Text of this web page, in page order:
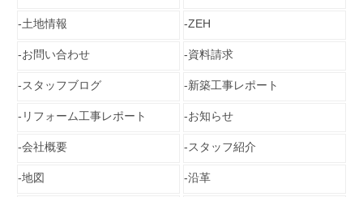
土地情報 ZEH
お問い合わせ 資料請求
スタッフブログ 新築工事レポート
リフォーム工事レポート お知らせ
会社概要 スタッフ紹介
地図 沿革